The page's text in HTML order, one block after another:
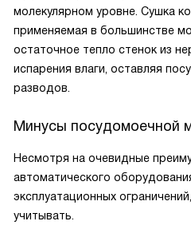
молекулярном уровне. Сушка
применяемая в большинстве
остаточное тепло стенок из
испарения влаги, оставляя
разводов.
Минусы посудомоечной
Несмотря на очевидные
автоматического
эксплуатационных
учитывать.